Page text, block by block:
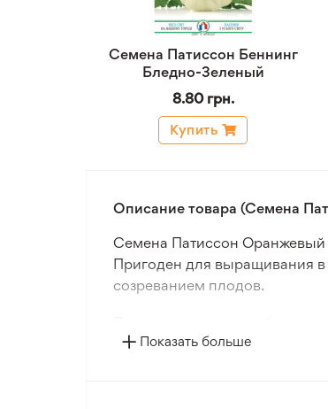
Семена Патиссон Беннинг
Бледно-Зеленый
8.80 грн.
Купить
Описание товара (Семена
Семена Патиссон Оранжевый
Пригоден для выращивания
созреванием плодов.
оранжевая, равномерная по
Показать больше